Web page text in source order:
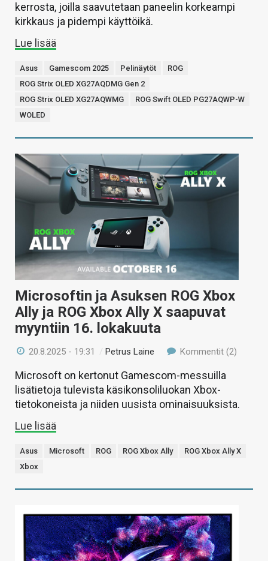
kerrosta, joilla saavutetaan paneelin korkeampi
kirkkaus ja pidempi käyttöikä.
Lue lisää
Asus Gamescom 2025 Pelinäytöt
ROG
ROG Strix OLED XG27AQDMG Gen 2
ROG Strix OLED XG27AQWMG
ROG Swift OLED PG27AQWP-W
WOLED
Microsoftin ja Asuksen ROG Xbox
Ally ja ROG Xbox Ally X saapuvat
myyntiin 16. lokakuuta
20.8.2025 - 19:31 /Petrus Laine Kommentit (2)
Microsoft on kertonut Gamescom-messuilla
lisätietoja tulevista käsikonsoliluokan Xbox-
tietokoneista ja niiden uusista ominaisuuksista.
Lue lisää
Asus Microsoft ROG ROG Xbox Ally
ROG Xbox Ally X
Xbox